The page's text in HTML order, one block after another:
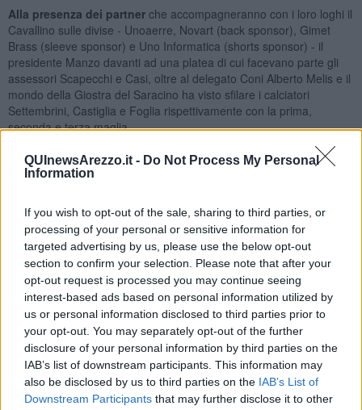
QUInewsArezzo.it - Do Not Process My Personal
Information
If you wish to opt-out of the sale, sharing to third parties, or
processing of your personal or sensitive information for
targeted advertising by us, please use the below opt-out
section to confirm your selection. Please note that after your
opt-out request is processed you may continue seeing
interest-based ads based on personal information utilized by
us or personal information disclosed to third parties prior to
your opt-out. You may separately opt-out of the further
disclosure of your personal information by third parties on the
IAB’s list of downstream participants. This information may
also be disclosed by us to third parties on the IAB’s List of
Downstream Participants that may further disclose it to other
Alla presenza dei partnerche accompagneranno con i loro loghi il
Cavallino sulle divise - Unoaerre, Novart (back sponsor), Gimet
Brass (sleeve sponsor) e Uno Informatica (shorts sponsor) - il
presidente Manzo davanti ad una platea di cui facevano parte gli
assessori Scapecchi e Casi, oltre al delegato Coni Alberto Melis e il
mondo della Giostra del Saracino ha visto sfilare i calciatori
Settembrini, Castiglia e Foglia rispettivamente con la prima,
seconda e terza maglia.
tornare l’inconfondibile doppia ‘V’ rovesciata che ha segnato gli
anni ’80. Il modello realizzato da Rever Iconic, per il secondo anno
consecutivo fornitore del Cavallino, presenta come novità
l’introduzione sulla sfondo della maglia in sublimazione della Chiesa
di Santa Maria della Pieve, un edificio particolarmente caro agli
aretini e risalente al XII secolo.
Seconda maglia.Disegnata da Giorgio Olivieri Catolfi e votata dai
tifosi amaranto è la vincitrice del Contest lanciato dal comitato del
centenario del Cavallino e da Reverì Iconic. Totalmente bianca con
inserti amaranto e una banda trasversale amaranto, richiama gli
anni ’60.